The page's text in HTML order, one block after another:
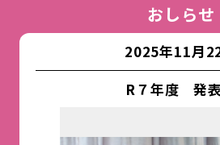
おしらせ
2025年11月
R７年度 発